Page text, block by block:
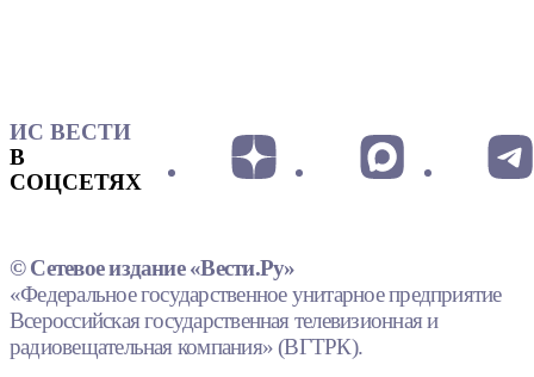
ИС ВЕСТИ
В
СОЦСЕТЯХ
© Сетевое издание «Вести.Ру»
«Федеральное государственное унитарное предприятие
Всероссийская государственная телевизионная и
радиовещательная компания» (ВГТРК).